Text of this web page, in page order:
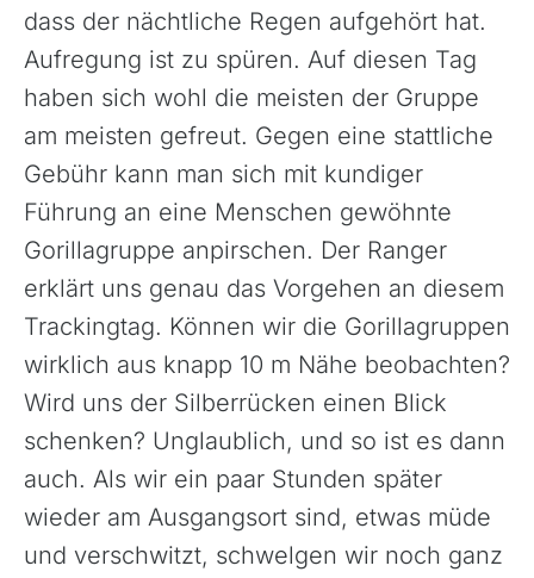
dass der nächtliche Regen aufgehört hat.
Aufregung ist zu spüren. Auf diesen Tag
haben sich wohl die meisten der Gruppe
am meisten gefreut. Gegen eine stattliche
Gebühr kann man sich mit kundiger
Führung an eine Menschen gewöhnte
Gorillagruppe anpirschen. Der Ranger
erklärt uns genau das Vorgehen an diesem
Trackingtag. Können wir die Gorillagruppen
wirklich aus knapp 10 m Nähe beobachten?
Wird uns der Silberrücken einen Blick
schenken? Unglaublich, und so ist es dann
auch. Als wir ein paar Stunden später
wieder am Ausgangsort sind, etwas müde
und verschwitzt, schwelgen wir noch ganz